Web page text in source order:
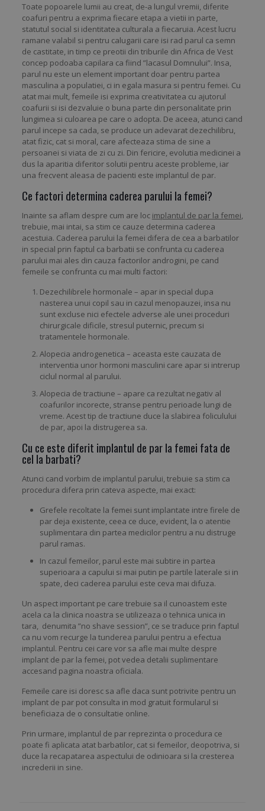
Toate popoarele lumii au creat, de-a lungul vremii, diferite
coafuri pentru a exprima fiecare etapa a vietii in parte,
statutul social si identitatea culturala a fiecaruia. Acest lucru
ramane valabil si pentru calugarii care isi rad parul ca semn
de castitate, in timp ce preotii din triburile din Africa de Vest
concep podoaba capilara ca fiind ”lacasul Domnului”. Insa,
parul nu este un element important doar pentru partea
masculina a populatiei, ci in egala masura si pentru femei. Cu
atat mai mult, femeile isi exprima creativitatea cu ajutorul
coafurii si isi dezvaluie o buna parte din personalitate prin
lungimea si culoarea pe care o adopta. De aceea, atunci cand
parul incepe sa cada, se produce un adevarat dezechilibru,
atat fizic, cat si moral, care afecteaza stima de sine a
persoanei si viata de zi cu zi. Din fericire, evolutia medicinei a
dus la aparitia diferitor solutii pentru aceste probleme, iar
una frecvent aleasa de pacienti este implantul de par.
Ce factori determina caderea parului la femei?
Inainte sa aflam despre cum are loc implantul de par la femei,
trebuie, mai intai, sa stim ce cauze determina caderea
acestuia. Caderea parului la femei difera de cea a barbatilor
in special prin faptul ca barbatii se confrunta cu caderea
parului mai ales din cauza factorilor androgini, pe cand
femeile se confrunta cu mai multi factori:
Dezechilibrele hormonale – apar in special dupa
nasterea unui copil sau in cazul menopauzei, insa nu
sunt excluse nici efectele adverse ale unei proceduri
chirurgicale dificile, stresul puternic, precum si
tratamentele hormonale.
Alopecia androgenetica – aceasta este cauzata de
interventia unor hormoni masculini care apar si intrerup
ciclul normal al parului.
Alopecia de tractiune – apare ca rezultat negativ al
coafurilor incorecte, stranse pentru perioade lungi de
vreme. Acest tip de tractiune duce la slabirea foliculului
de par, apoi la distrugerea sa.
Cu ce este diferit implantul de par la femei fata de
cel la barbati?
Atunci cand vorbim de implantul parului, trebuie sa stim ca
procedura difera prin cateva aspecte, mai exact:
Grefele recoltate la femei sunt implantate intre firele de
par deja existente, ceea ce duce, evident, la o atentie
suplimentara din partea medicilor pentru a nu distruge
parul ramas.
In cazul femeilor, parul este mai subtire in partea
superioara a capului si mai putin pe partile laterale si in
spate, deci caderea parului este ceva mai difuza.
Un aspect important pe care trebuie sa il cunoastem este
acela ca la clinica noastra se utilizeaza o tehnica unica in
tara, denumita ”no shave session”, ce se traduce prin faptul
ca nu vom recurge la tunderea parului pentru a efectua
implantul. Pentru cei care vor sa afle mai multe despre
implant de par la femei, pot vedea detalii suplimentare
accesand pagina noastra oficiala.
Femeile care isi doresc sa afle daca sunt potrivite pentru un
implant de par pot consulta in mod gratuit formularul si
beneficiaza de o consultatie online.
Prin urmare, implantul de par reprezinta o procedura ce
poate fi aplicata atat barbatilor, cat si femeilor, deopotriva, si
duce la recapatarea aspectului de odinioara si la cresterea
increderii in sine.